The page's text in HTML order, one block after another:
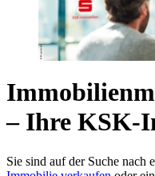
– Ihre KSK-
Sie sind auf der Suche nach